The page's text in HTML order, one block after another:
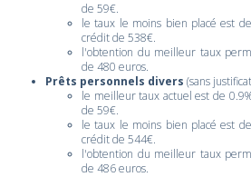
de 59€.
le taux le moins bien placé est
crédit de 538€.
l'obtention du meilleur taux
de 480 euros.
Prêts personnels divers (sans
le meilleur taux actuel est de
de 59€.
le taux le moins bien placé est
crédit de 544€.
l'obtention du meilleur taux
de 486 euros.